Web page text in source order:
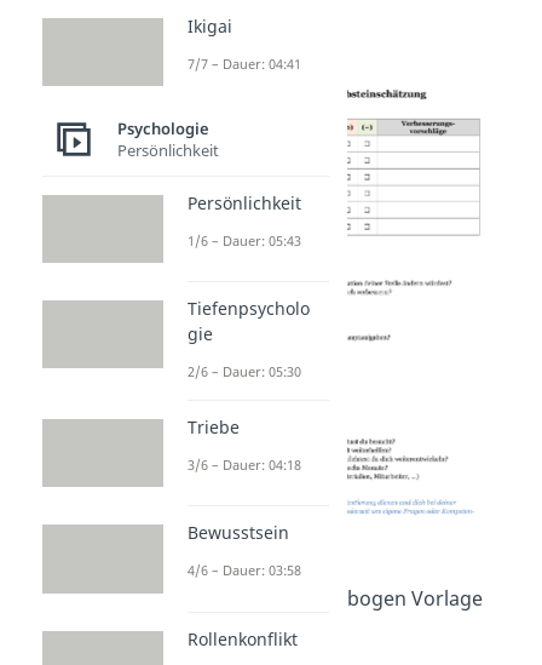
beantworten.
Selbsteinschätzungsbogen Vorlage
Ikigai
7/7 – Dauer: 04:41
Psychologie
Persönlichkeit
Persönlichkeit
1/6 – Dauer: 05:43
Tiefenpsycholo
gie
2/6 – Dauer: 05:30
Triebe
3/6 – Dauer: 04:18
Bewusstsein
4/6 – Dauer: 03:58
Rollenkonflikt